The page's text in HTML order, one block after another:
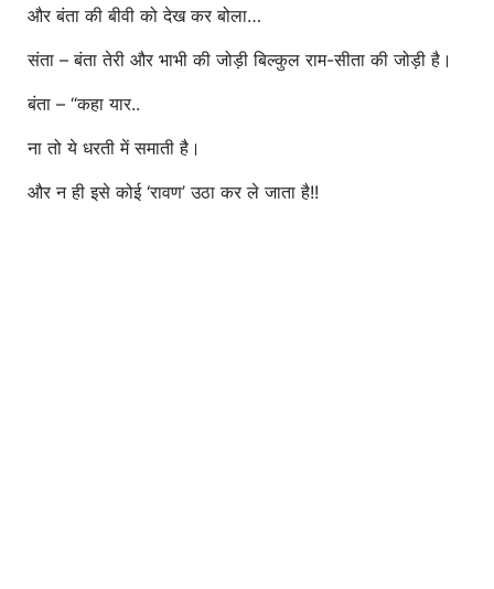
और बंता की बीवी को देख कर बोला…
संता – बंता तेरी और भाभी की जोड़ी बिल्कुल राम-सीता की जोड़ी है।
बंता – “कहा यार..
ना तो ये धरती में समाती है।
और न ही इसे कोई ‘रावण’ उठा कर ले जाता है!!